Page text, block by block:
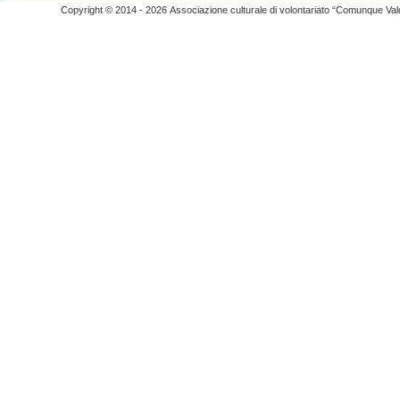
Copyright © 2014 - 2026 Associazione culturale di volontariato “Comunque